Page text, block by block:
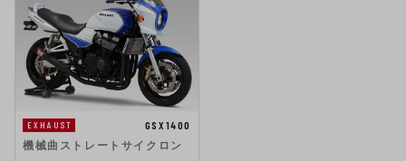
EXHAUST
GSX1400
機械曲ストレートサイクロン